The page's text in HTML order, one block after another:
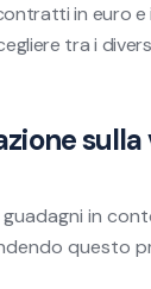
in euro e
tra i
sulla
in